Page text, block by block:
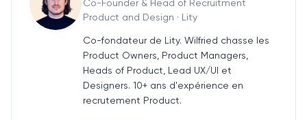
Co-Founder & Head of Recruitment
Product and Design · Lity
Co-fondateur de Lity. Wilfried chasse les
Product Owners, Product Managers,
Heads of Product, Lead UX/UI et
Designers. 10+ ans d'expérience en
recrutement Product.